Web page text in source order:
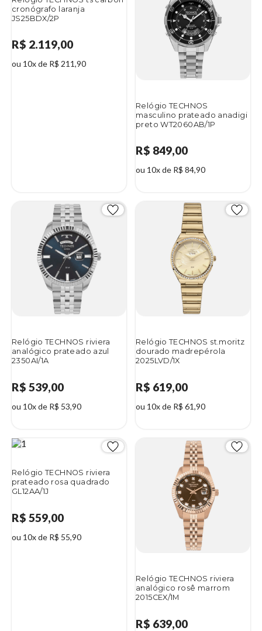
cronógrafo laranja
JS25BDX/2P
R$ 2.119,00
ou 10x de R$ 211,90
Relógio TECHNOS
masculino prateado anadigi
preto WT2060AB/1P
R$ 849,00
ou 10x de R$ 84,90
Relógio TECHNOS riviera
analógico prateado azul
2350AI/1A
R$ 539,00
ou 10x de R$ 53,90
Relógio TECHNOS st.moritz
dourado madrepérola
2025LVD/1X
R$ 619,00
ou 10x de R$ 61,90
Relógio TECHNOS riviera
prateado rosa quadrado
GL12AA/1J
R$ 559,00
ou 10x de R$ 55,90
Relógio TECHNOS riviera
analógico rosê marrom
2015CEX/1M
R$ 639,00